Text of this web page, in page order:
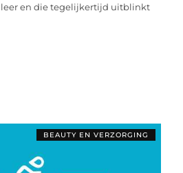
leer en die tegelijkertijd uitblinkt
BEAUTY EN VERZORGING